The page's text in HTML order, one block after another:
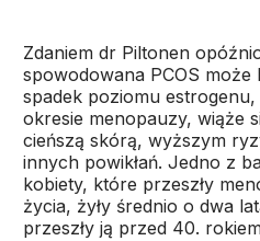
Zdaniem dr Piltonen
spowodowana PCOS
spadek poziomu
okresie menopauzy, wiąże
cieńszą skórą, wyższym
innych powikłań. Jedno z
kobiety, które przeszły
życia, żyły średnio o dwa
przeszły ją przed 40.